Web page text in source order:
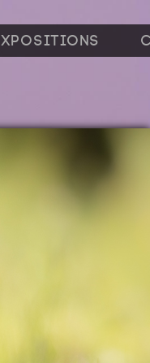
Expositions